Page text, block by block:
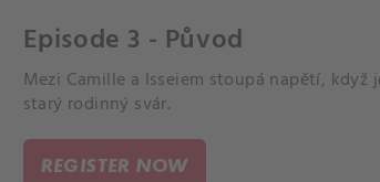
Episode 3 - Původ
Mezi Camille a Isseiem stoupá napětí,
starý rodinný svár.
REGISTER NOW